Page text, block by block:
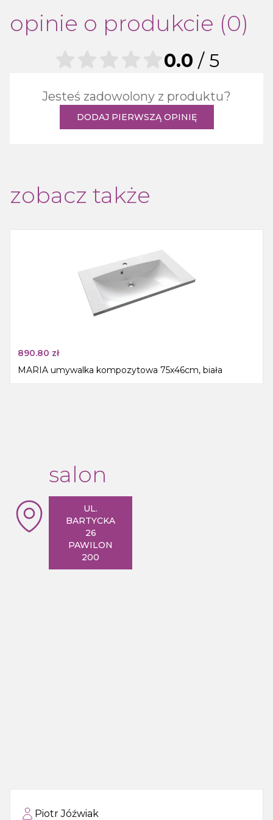
opinie o produkcie (0)
Jesteś zadowolony z produktu?
DODAJ PIERWSZĄ OPINIĘ
0.0 / 5
zobacz także
890.80 zł
MARIA umywalka kompozytowa 75x46cm, biała
salon
UL.
BARTYCKA
26
PAWILON
200
Piotr Jóźwiak